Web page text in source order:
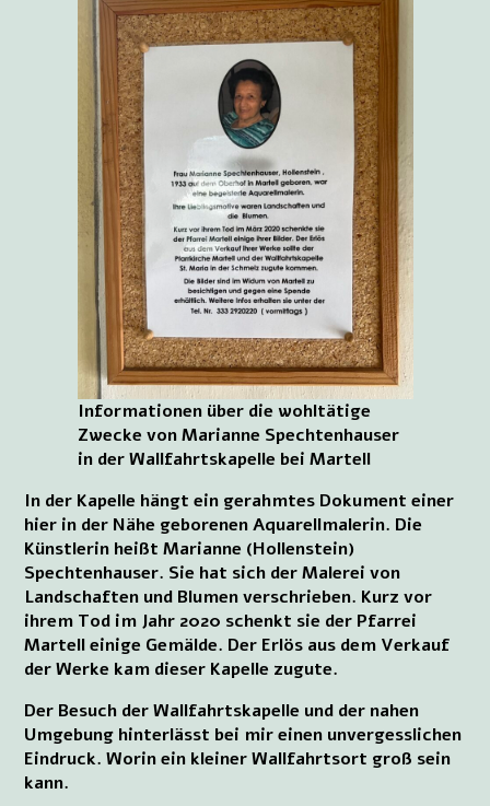
Informationen über die wohltätige
Zwecke von Marianne Spechtenhauser
in der Wallfahrtskapelle bei Martell
In der Kapelle hängt ein gerahmtes Dokument einer
hier in der Nähe geborenen Aquarellmalerin. Die
Künstlerin heißt Marianne (Hollenstein)
Spechtenhauser. Sie hat sich der Malerei von
Landschaften und Blumen verschrieben. Kurz vor
ihrem Tod im Jahr 2020 schenkt sie der Pfarrei
Martell einige Gemälde. Der Erlös aus dem Verkauf
der Werke kam dieser Kapelle zugute.
Der Besuch der Wallfahrtskapelle und der nahen
Umgebung hinterlässt bei mir einen unvergesslichen
Eindruck. Worin ein kleiner Wallfahrtsort groß sein
kann.